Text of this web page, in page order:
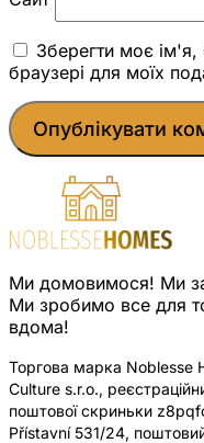
Зберегти моє
браузері для моїх
Ми домовимося! Ми
Ми зробимо все для
вдома!
Торгова марка Noblesse
Culture s.r.o.,
поштової скриньки
Přístavní 531/24,